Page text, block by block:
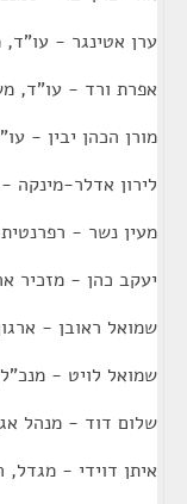
ערן אטינגר - עו"ד,
אפרת ורד - עו"ד,
מורן הכהן יבין -
לירון אדלר-מינקה
מעין נשר -
יעקב כהן - מזכיר
שמואל ראובן -
שמואל לויט -
שלום דוד - מנהל
איתן דוידי - מגדל,